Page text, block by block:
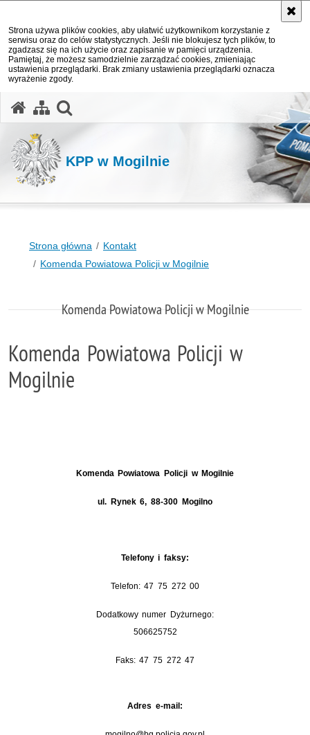
Strona używa plików cookies, aby ułatwić użytkownikom korzystanie z
serwisu oraz do celów statystycznych. Jeśli nie blokujesz tych plików, to
zgadzasz się na ich użycie oraz zapisanie w pamięci urządzenia.
Pamiętaj, że możesz samodzielnie zarządzać cookies, zmieniając
ustawienia przeglądarki. Brak zmiany ustawienia przeglądarki oznacza
wyrażenie zgody.
KPP w Mogilnie
Strona główna
Kontakt
Komenda Powiatowa Policji w Mogilnie
Komenda Powiatowa Policji w Mogilnie
Komenda Powiatowa Policji w
Mogilnie
Komenda Powiatowa Policji w Mogilnie
ul. Rynek 6, 88-300 Mogilno
Telefony i faksy:
Telefon:47 75 272 00
Dodatkowy numer Dyżurnego:
506625752
Faks: 47 75 272 47
Adres e-mail: